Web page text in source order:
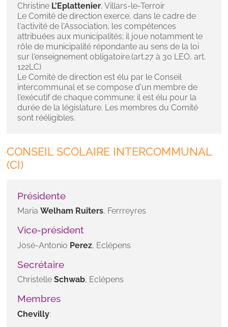
Christine L'Eplattenier, Villars-le-Terroir
Le Comité de direction exerce, dans le cadre de
l'activité de l'Association, les compétences
attribuées aux municipalités; il joue notamment le
rôle de municipalité répondante au sens de la loi
sur l'enseignement obligatoire.(art.27 à 30 LEO, art.
122LC)
Le Comité de direction est élu par le Conseil
intercommunal et se compose d'un membre de
l'exécutif de chaque commune; il est élu pour la
durée de la législature. Les membres du Comité
sont rééligibles.
CONSEIL SCOLAIRE INTERCOMMUNAL
(CI)
Présidente
MariaWelham Ruiters, Ferrreyres
Vice-président
José-Antonio Perez, Eclépens
Secrétaire
ChristelleSchwab, Eclépens
Membres
Chevilly: